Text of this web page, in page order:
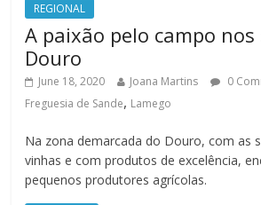
REGIONAL
A paixão pelo campo nos
Douro
June 18, 2020 Joana Martins 0
Freguesia de Sande, Lamego
Na zona demarcada do Douro, com as
vinhas e com produtos de excelência,
pequenos produtores agrícolas.